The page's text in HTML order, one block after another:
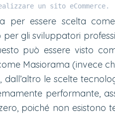
un sito eCommerce.
per essere scelta
gli sviluppatori
può essere visto
Masiorama (invece
dall’altro le scelte
performante,
poiché non esistono